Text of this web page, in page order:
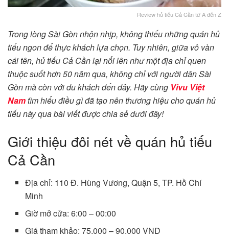
Review hủ tiếu Cả Cần từ A đến Z
Trong lòng Sài Gòn nhộn nhịp, không thiếu những quán hủ
tiếu ngon để thực khách lựa chọn. Tuy nhiên, giữa vô vàn
cái tên, hủ tiếu Cả Cần lại nổi lên như một địa chỉ quen
thuộc suốt hơn 50 năm qua, không chỉ với người dân Sài
Gòn mà còn với du khách đến đây. Hãy cùng Vivu Việt
Namtìm hiểu điều gì đã tạo nên thương hiệu cho quán hủ
tiếu này qua bài viết được chia sẻ dưới đây!
Giới thiệu đôi nét về quán hủ tiếu
Cả Cần
Địa chỉ: 110 Đ. Hùng Vương, Quận 5, TP. Hồ Chí
Minh
Giờ mở cửa: 6:00 – 00:00
Giá tham khảo: 75.000 – 90.000 VND